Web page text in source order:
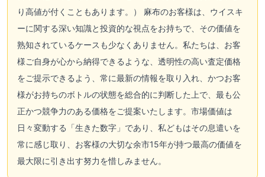
り高値が付くこともあります。） 麻布のお客様は、ウイスキ
ーに関する深い知識と投資的な視点をお持ちで、その価値を
熟知されているケースも少なくありません。私たちは、お客
様ご自身が心から納得できるような、透明性の高い査定価格
をご提示できるよう、常に最新の情報を取り入れ、かつお客
様がお持ちのボトルの状態を総合的に判断した上で、最も公
正かつ競争力のある価格をご提案いたします。市場価値は
日々変動する「生きた数字」であり、私どもはその息遣いを
常に感じ取り、お客様の大切な余市15年が持つ最高の価値を
最大限に引き出す努力を惜しみません。